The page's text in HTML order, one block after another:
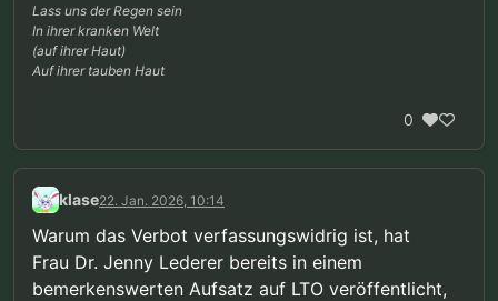
Lass uns der Regen sein
In ihrer kranken Welt
(auf ihrer Haut)
Auf ihrer tauben Haut
0
klase22. Jan. 2026, 10:14
Warum das Verbot verfassungswidrig ist, hat
Frau Dr. Jenny Lederer bereits in einem
bemerkenswerten Aufsatz auf LTO veröffentlicht,